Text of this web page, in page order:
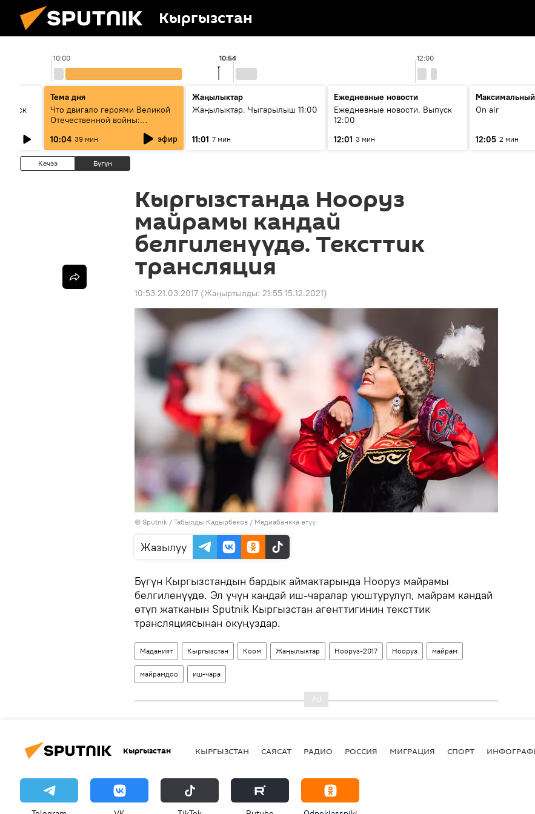
Кыргызстан
10:00 12:00
10:54
Тема дня
Что двигало героями Великой
Отечественной войны:
Тулебердиева
10:04 39 мин эфир
Жаңылыктар
Жаңылыктар. Чыгарылыш 11:00
11:01 7 мин
Ежедневные новости
Ежедневные новости. Выпуск
12:00
12:01 3 мин
On air
12:05 2 мин
Кечээ Бүгүн
Кыргызстанда Нооруз
майрамы кандай
белгиленүүдө. Тексттик
трансляция
10:53 21.03.2017 (Жаңыртылды: 21:55 15.12.2021)
© Sputnik / Табылды Кадырбеков / Медиабанкка өтүү
Жазылуу
Бүгүн Кыргызстандын бардык аймактарында Нооруз майрамы
белгиленүүдө. Эл үчүн кандай иш-чаралар уюштурулуп, майрам кандай
өтүп жатканын Sputnik Кыргызстан агенттигинин тексттик
трансляциясынан окуңуздар.
Маданият Кыргызстан Коом Жаңылыктар Нооруз-2017 Нооруз майрам
майрамдоо иш-чара
Кыргызстан КЫРГЫЗСТАН САЯСАТ РАДИО РОССИЯ МИГРАЦИЯ СПОРТ